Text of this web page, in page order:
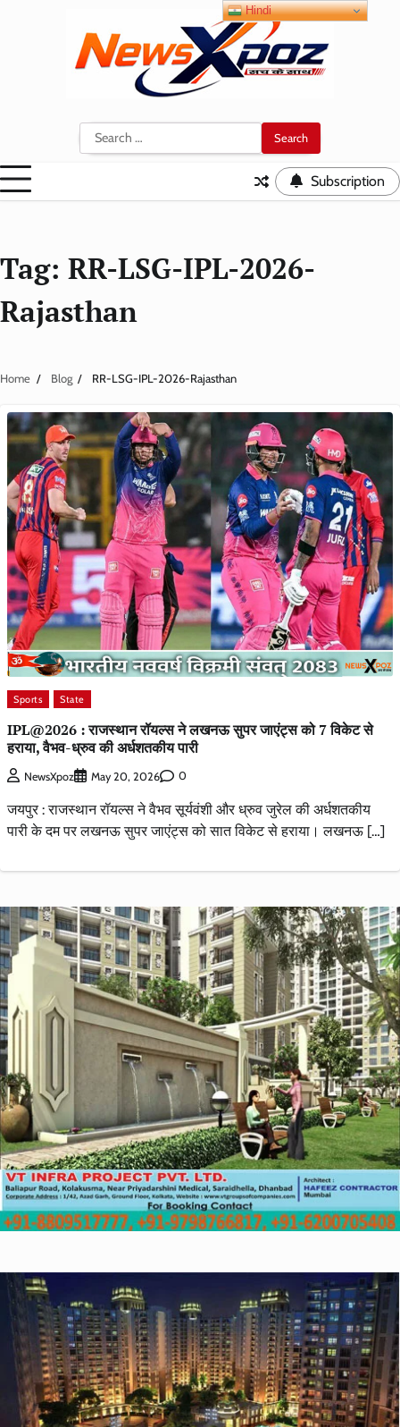
Search
for:
Subscription
Tag: RR-LSG-IPL-2026-
Rajasthan
Home Blog RR-LSG-IPL-2026-Rajasthan
Sports State
IPL@2026 : राजस्थान रॉयल्स ने लखनऊ सुपर जाएंट्स को 7 विकेट से
हराया, वैभव-ध्रुव की अर्धशतकीय पारी
NewsXpoz May 20, 2026 0
जयपुर : राजस्थान रॉयल्स ने वैभव सूर्यवंशी और ध्रुव जुरेल की अर्धशतकीय
पारी के दम पर लखनऊ सुपर जाएंट्स को सात विकेट से हराया। लखनऊ […]
Hindi